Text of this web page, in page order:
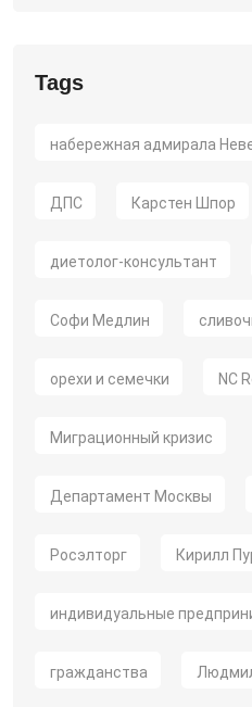
Tags
набережная адмирала
ДПС Карстен Шпор
диетолог-консультант
Софи Медлин
орехи и семечки NC
Миграционный кризис
Департамент Москвы
Росэлторг Кирилл
индивидуальные
гражданства